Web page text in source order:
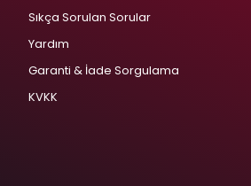
Sıkça Sorulan Sorular
Yardım
Garanti & İade Sorgulama
KVKK